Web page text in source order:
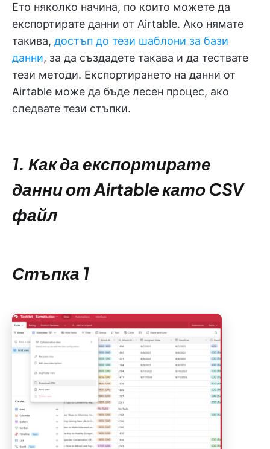
Ето няколко начина, по които можете да
експортирате данни от Airtable. Ако нямате
такива, достъп до тези шаблони за бази
данни, за да създадете такава и да тествате
тези методи. Експортирането на данни от
Airtable може да бъде лесен процес, ако
следвате тези стъпки.
1. Как да експортирате
данни от Airtable като CSV
файл
Стъпка 1